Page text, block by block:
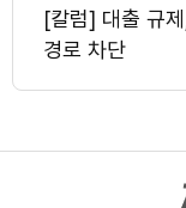
[칼럼] 대출 규
경로 차단